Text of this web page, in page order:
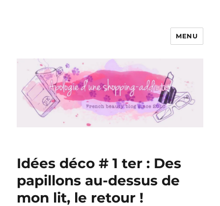
Apologie d'une Shopping-addicte
MENU
Idées déco # 1 ter : Des
papillons au-dessus de
mon lit, le retour !